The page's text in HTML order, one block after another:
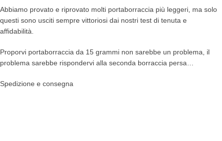
Abbiamo provato e riprovato molti portaborraccia più leggeri, ma solo
questi sono usciti sempre vittoriosi dai nostri test di tenuta e
affidabilità.
Proporvi portaborraccia da 15 grammi non sarebbe un problema, il
problema sarebbe rispondervi alla seconda borraccia persa…
Spedizione e consegna